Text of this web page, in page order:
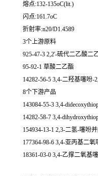
熔点:132-135oC(lit.)
闪点:161.7oC
折射率:n20/D1.4589
3个上游原料
925-47-3 2,2'-硫代二乙酸二
95-92-1 草酸二乙酯
14282-56-5 3,4-二羟基噻吩
8个下游产品
143084-55-3 3,4-
14282-58-7 3,4-
154934-13-1 2,3-二氢-噻吩
177364-98-6 3,4-亚丙基二
18361-03-0 3,4-乙撑二氧基